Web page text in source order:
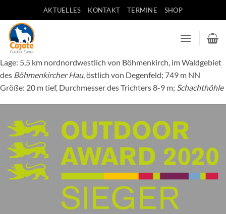
Inhalt
springen
AKTUELLES KONTAKT TERMINE SHOP
Lage: 5,5 km nordnordwestlich von Böhmenkirch, im Waldgebiet
des Böhmenkircher Hau, östlich von Degenfeld; 749 m NN
Größe: 20 m tief, Durchmesser des Trichters 8-9 m; Schachthöhle